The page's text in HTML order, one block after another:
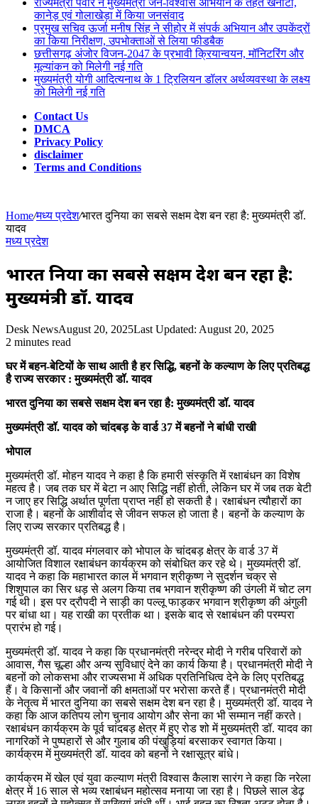
राज्यमंत्री पंवार ने मुख्यमंत्री जन-विश्वास अभियान के तहत खनोटा,
कानेड़ एवं गोलाखेड़ा में किया जनसंवाद
प्रमुख सचिव ऊर्जा मनीष सिंह ने सीहोर में संपर्क अभियान और उपकेंद्रों
का किया निरीक्षण, उपभोक्ताओं से लिया फीडबैक
छत्तीसगढ़ अंजोर विजन-2047 के प्रभावी क्रियान्वयन, मॉनिटरिंग और
मूल्यांकन को मिलेगी नई गति
मुख्यमंत्री योगी आदित्यनाथ के 1 ट्रिलियन डॉलर अर्थव्यवस्था के लक्ष्य
को मिलेगी नई गति
Contact Us
DMCA
Privacy Policy
disclaimer
Terms and Conditions
Home/मध्य प्रदेश/भारत दुनिया का सबसे सक्षम देश बन रहा है: मुख्यमंत्री डॉ.
यादव
मध्य प्रदेश
भारत दुनिया का सबसे सक्षम देश बन रहा है:
मुख्यमंत्री डॉ. यादव
Desk NewsAugust 20, 2025Last Updated: August 20, 2025
2 minutes read
घर में बहन-बेटियों के साथ आती है हर सिद्धि, बहनों के कल्याण के लिए प्रतिबद्ध
है राज्य सरकार : मुख्यमंत्री डॉ. यादव
भारत दुनिया का सबसे सक्षम देश बन रहा है: मुख्यमंत्री डॉ. यादव
मुख्यमंत्री डॉ. यादव को चांदबड़ के वार्ड 37 में बहनों ने बांधी राखी
भोपाल
मुख्यमंत्री डॉ. मोहन यादव ने कहा है कि हमारी संस्कृति में रक्षाबंधन का विशेष
महत्व है। जब तक घर में बेटा न आए सिद्धि नहीं होती, लेकिन घर में जब तक बेटी
न जाए हर सिद्धि अर्थात पूर्णता प्राप्त नहीं हो सकती है। रक्षाबंधन त्यौहारों का
राजा है। बहनों के आशीर्वाद से जीवन सफल हो जाता है। बहनों के कल्याण के
लिए राज्य सरकार प्रतिबद्ध है।
मुख्यमंत्री डॉ. यादव मंगलवार को भोपाल के चांदबड़ क्षेत्र के वार्ड 37 में
आयोजित विशाल रक्षाबंधन कार्यक्रम को संबोधित कर रहे थे। मुख्यमंत्री डॉ.
यादव ने कहा कि महाभारत काल में भगवान श्रीकृष्ण ने सुदर्शन चक्र से
शिशुपाल का सिर धड़ से अलग किया तब भगवान श्रीकृष्ण की उंगली में चोट लग
गई थी। इस पर द्रौपदी ने साड़ी का पल्लू फाड़कर भगवान श्रीकृष्ण की अंगुली
पर बांधा था। यह राखी का प्रतीक था। इसके बाद से रक्षाबंधन की परम्परा
प्रारंभ हो गई।
मुख्यमंत्री डॉ. यादव ने कहा कि प्रधानमंत्री नरेन्द्र मोदी ने गरीब परिवारों को
आवास, गैस चूल्हा और अन्य सुविधाएं देने का कार्य किया है। प्रधानमंत्री मोदी ने
बहनों को लोकसभा और राज्यसभा में अधिक प्रतिनिधित्व देने के लिए प्रतिबद्ध
हैं। वे किसानों और जवानों की क्षमताओं पर भरोसा करते हैं। प्रधानमंत्री मोदी
के नेतृत्व में भारत दुनिया का सबसे सक्षम देश बन रहा है। मुख्यमंत्री डॉ. यादव ने
कहा कि आज कतिपय लोग चुनाव आयोग और सेना का भी सम्मान नहीं करते।
रक्षाबंधन कार्यक्रम के पूर्व चांदबड़ क्षेत्र में हुए रोड शो में मुख्यमंत्री डॉ. यादव का
नागरिकों ने पुष्पहारों से और गुलाब की पंखुड़ियां बरसाकर स्वागत किया।
कार्यक्रम में मुख्यमंत्री डॉ. यादव को बहनों ने रक्षासूत्र बांधे।
कार्यक्रम में खेल एवं युवा कल्याण मंत्री विश्वास कैलाश सारंग ने कहा कि नरेला
क्षेत्र में 16 साल से भव्य रक्षाबंधन महोत्सव मनाया जा रहा है। पिछले साल डेढ़